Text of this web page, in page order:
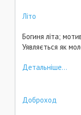
Літо
Богиня літа;
Уявляється як
Детальніше...
Доброход